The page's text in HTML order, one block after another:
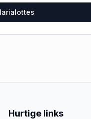
Hurtige links